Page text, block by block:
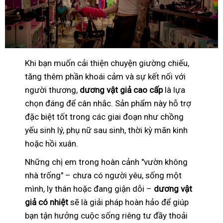
Khi bạn muốn cải thiện chuyện giường chiếu,
tăng thêm phần khoái cảm và sự kết nối với
người thương, dương vật giả cao cấplà lựa
chọn đáng để cân nhắc. Sản phẩm này hỗ trợ
đặc biệt tốt trong các giai đoạn như chồng
yếu sinh lý, phụ nữ sau sinh, thời kỳ mãn kinh
hoặc hồi xuân.
Những chị em trong hoàn cảnh "vườn không
nhà trống" – chưa có người yêu, sống một
mình, ly thân hoặc đang giận dỗi – dương vật
giả có nhiệt sẽ là giải pháp hoàn hảo để giúp
bạn tận hưởng cuộc sống riêng tư đầy thoải